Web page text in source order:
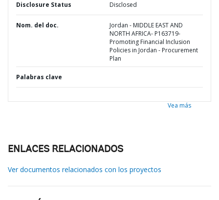
Disclosure Status Disclosed
Nom. del doc.
Jordan - MIDDLE EAST AND
NORTH AFRICA- P163719-
Promoting Financial Inclusion
Policies in Jordan - Procurement
Plan
Palabras clave
Vea más
ENLACES RELACIONADOS
Ver documentos relacionados con los proyectos